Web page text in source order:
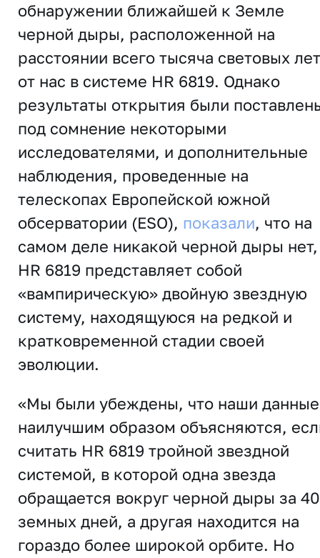
обнаружении ближайшей к Земле
черной дыры, расположенной на
расстоянии всего тысяча световых лет
от нас в системе HR 6819. Однако
результаты открытия были
под сомнение некоторыми
исследователями, и дополнительные
наблюдения, проведенные на
телескопах Европейской южной
обсерватории (ESO), показали, что на
самом деле никакой черной дыры
HR 6819 представляет собой
«вампирическую» двойную звездную
систему, находящуюся на редкой и
кратковременной стадии своей
эволюции.
«Мы были убеждены, что наши данные
наилучшим образом объясняются,
считать HR 6819 тройной звездной
системой, в которой одна звезда
обращается вокруг черной дыры за 40
земных дней, а другая находится на
гораздо более широкой орбите. Но